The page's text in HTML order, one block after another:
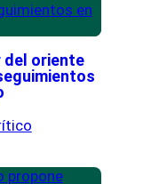
del oriente